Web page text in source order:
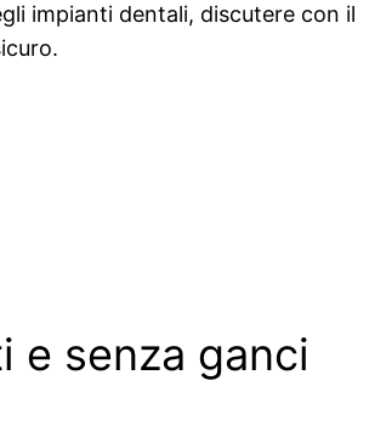
impianti dentali, discutere con il
e senza ganci